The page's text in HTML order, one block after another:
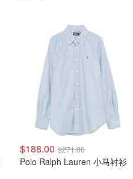
$188.00 $271.00
Polo Ralph Lauren 小马衬衫